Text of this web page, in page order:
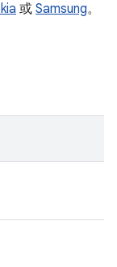
或 Samsung。